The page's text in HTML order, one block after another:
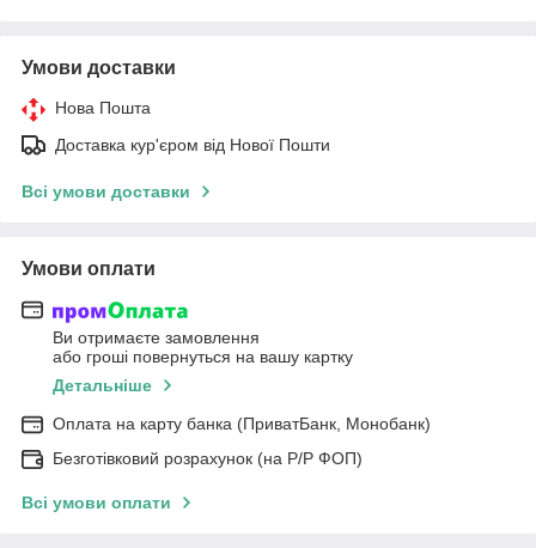
Умови доставки
Нова Пошта
Доставка кур'єром від Нової Пошти
Всі умови доставки
Умови оплати
Ви отримаєте замовлення
або гроші повернуться на вашу картку
Детальніше
Оплата на карту банка (ПриватБанк, Монобанк)
Безготівковий розрахунок (на Р/Р ФОП)
Всі умови оплати